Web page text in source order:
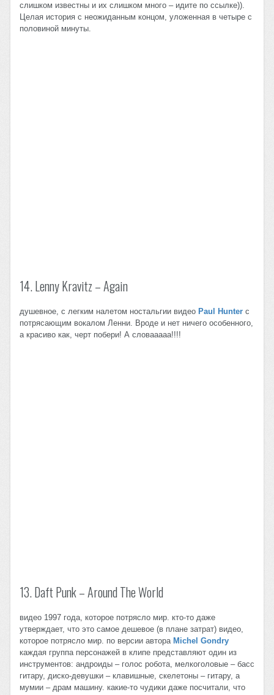
слишком известны и их слишком много – идите по ссылке)).
Целая история с неожиданным концом, уложенная в четыре с
половиной минуты.
14. Lenny Kravitz – Again
душевное, с легким налетом ностальгии видео Paul Hunterc
потрясающим вокалом Ленни. Вроде и нет ничего особенного,
а красиво как, черт побери! А словааааа!!!!
13. Daft Punk – Around The World
видео 1997 года, которое потрясло мир. кто-то даже
утверждает, что это самое дешевое (в плане затрат) видео,
которое потрясло мир. по версии автора Michel Gondry
каждая группа персонажей в клипе представляют один из
инструментов: андроиды – голос робота, мелкоголовые – басс
гитару, диско-девушки – клавишные, скелетоны – гитару, а
мумии – драм машину. какие-то чудики даже посчитали, что